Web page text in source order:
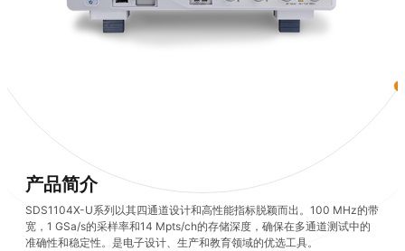
产品简介
SDS1104X-U系列以其四通道设计和高性能指标脱颖而出。100 MHz的带
宽，1 GSa/s的采样率和14 Mpts/ch的存储深度，确保在多通道测试中的
准确性和稳定性。是电子设计、生产和教育领域的优选工具。